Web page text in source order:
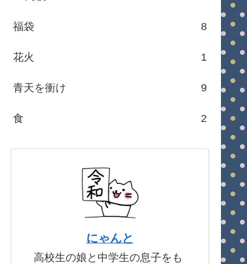
福袋 8
花火 1
青天を衝け 9
食 2
にゃんと
高校生の娘と中学生の息子をも